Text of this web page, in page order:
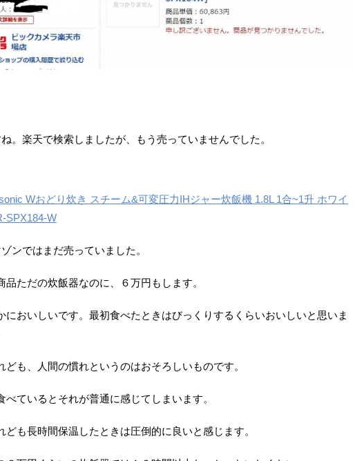
ね。楽天で検索しましたが、もう売っていませんでした。
Wおどり炊き スチーム&可変圧力IHジャー炊飯機 1.8L 1合~1升 ホワイ
SPX184-W
ンではまだ売っていました。
品ただの炊飯器なのに、６万円もします。
においしいです。最初食べたときはびっくりするくらいおいしいと思いま
ども、人間の慣れというのはおそろしいものです。
べているとそれが普通に感じてしまいます。
ども長時間保温したときは圧倒的に良いと感じます。